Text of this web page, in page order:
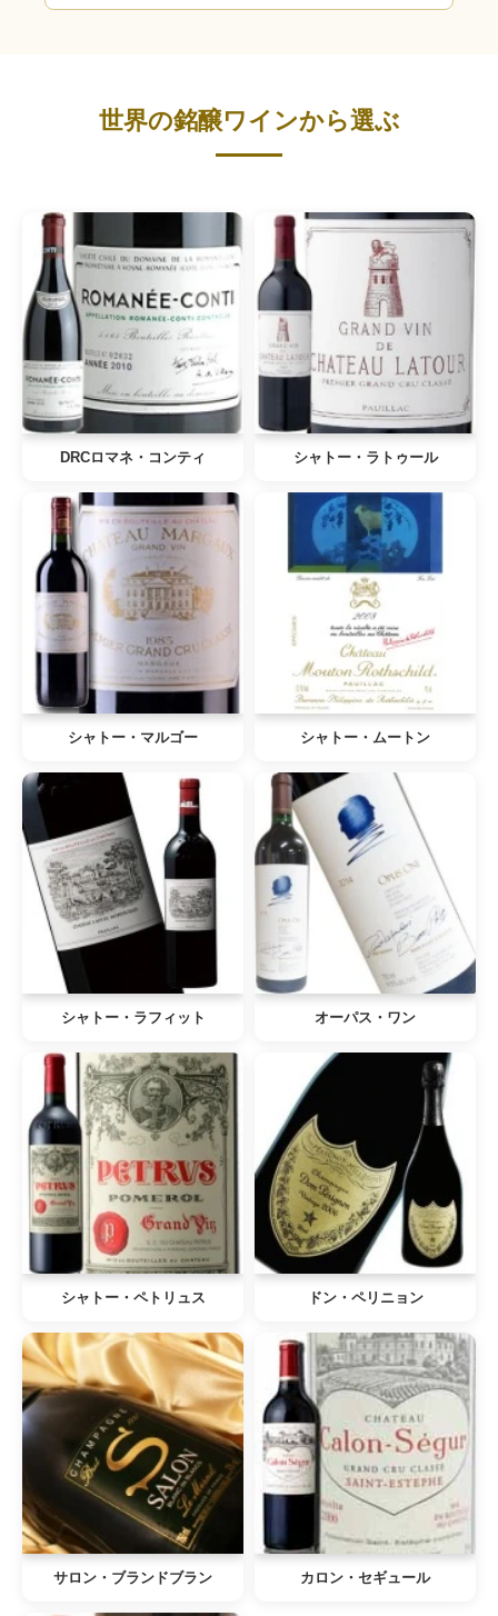
世界の銘醸ワインから選ぶ
DRCロマネ・コンティ シャトー・ラトゥール
シャトー・マルゴー シャトー・ムートン
シャトー・ラフィット オーパス・ワン
シャトー・ペトリュス ドン・ペリニョン
サロン・ブランドブラン カロン・セギュール